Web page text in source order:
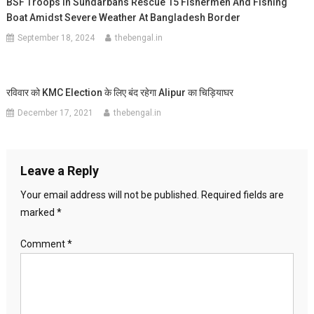
Boat Amidst Severe Weather At Bangladesh Border
September 18, 2024 thebengal.in
रविवार को KMC Election के लिए बंद रहेगा Alipur का चिड़ियाघर
December 17, 2021 thebengal.in
Leave a Reply
Your email address will not be published.
Required fields are
marked *
Comment*